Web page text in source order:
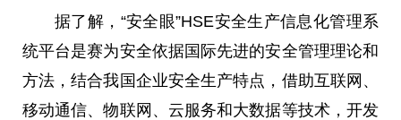
据了解，“安全眼”HSE安全生产信息化管理系
统平台是赛为安全依据国际先进的安全管理理论和
方法，结合我国企业安全生产特点，借助互联网、
移动通信、物联网、云服务和大数据等技术，开发